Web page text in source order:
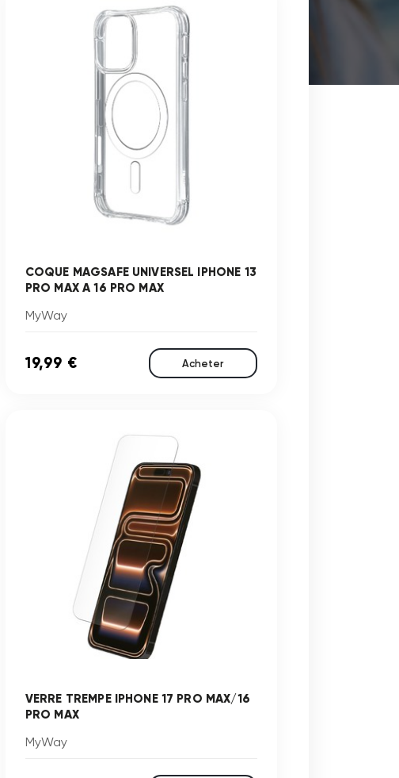
COQUE MAGSAFE UNIVERSEL IPHONE 13
PRO MAX A 16 PRO MAX
MyWay
19,99 € Acheter
VERRE TREMPE IPHONE 17 PRO MAX/16
PRO MAX
MyWay